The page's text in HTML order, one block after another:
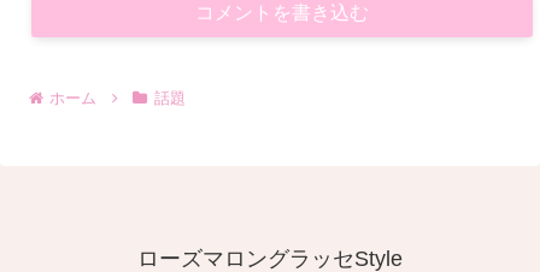
コメントを書き込む
ホーム 話題
ローズマロングラッセStyle